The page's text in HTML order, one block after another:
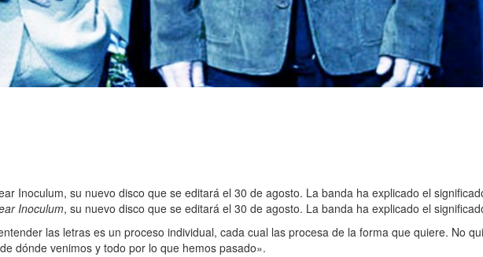
Inoculum, su nuevo disco que se editará el 30 de agosto. La banda ha explicado el
Inoculum, su nuevo disco que se editará el 30 de agosto. La banda ha explicado el
las letras es un proceso individual, cada cual las procesa de la forma que quiere. No
dónde venimos y todo por lo que hemos pasado».